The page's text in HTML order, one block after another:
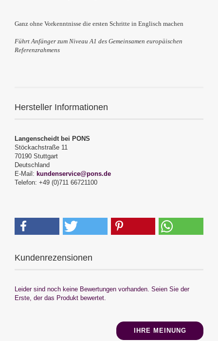
Ganz ohne Vorkenntnisse die ersten Schritte in Englisch machen
Führt Anfänger zum Niveau A1 des Gemeinsamen europäischen
Referenzrahmens
Hersteller Informationen
Langenscheidt bei PONS
Stöckachstraße 11
70190 Stuttgart
Deutschland
E-Mail: kundenservice@pons.de
Telefon: +49 (0)711 66721100
Kundenrezensionen
Leider sind noch keine Bewertungen vorhanden. Seien Sie der
Erste, der das Produkt bewertet.
IHRE MEINUNG